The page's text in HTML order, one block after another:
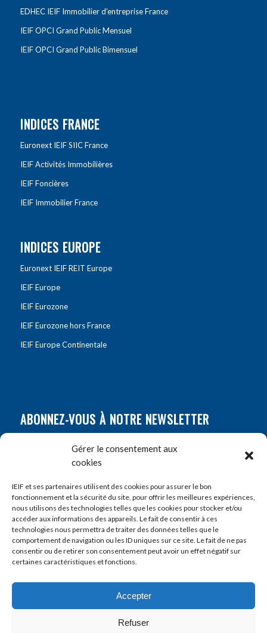
Gérer le consentement aux
cookies
IEIF et ses partenaires utilisent des cookies pour assurer le bon
fonctionnement et la sécurité du site, pour offrir les meilleures expériences,
nous utilisons des technologies telles que les cookies pour stocker et/ou
accéder aux informations des appareils. Le fait de consentir à ces
technologies nous permettra de traiter des données telles que le
comportement de navigation ou les ID uniques sur ce site. Le fait de ne pas
consentir ou de retirer son consentement peut avoir un effet négatif sur
certaines caractéristiques et fonctions.
Accepter
Refuser
EDHEC IEIF Immobilier d’entreprise France
IEIF OPCI Grand Public Mensuel
IEIF OPCI Grand Public Bimensuel
INDICES FRANCE
Euronext IEIF SIIC France
IEIF Activités Immobilières
IEIF Foncières
IEIF Immobilier France
INDICES EUROPE
Euronext IEIF REIT Europe
IEIF Europe
IEIF Eurozone
IEIF Eurozone hors France
IEIF Europe Continentale
ABONNEZ-VOUS À NOTRE NEWSLETTER
Prénom*
E-mail*